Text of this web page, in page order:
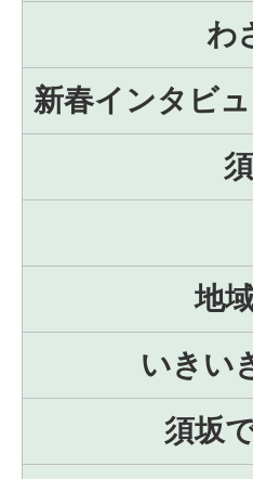
わ
新春インタビ
地
いきい
須坂